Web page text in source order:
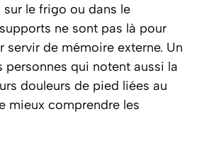
sur le frigo ou dans le
ne sont pas là pour
servir de mémoire externe. Un
personnes qui notent aussi la
douleurs de pied liées au
mieux comprendre les